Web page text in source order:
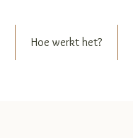
Hoe werkt het?